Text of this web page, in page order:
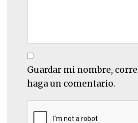
Guardar mi nombre,
haga un comentario.